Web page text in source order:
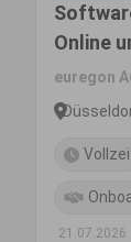
Online
euregon
21.07.2026